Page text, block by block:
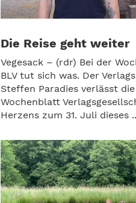
Die Reise geht weiter
Vegesack – (rdr) Bei der
BLV tut sich was. Der
Steffen Paradies verlässt die
Wochenblatt
Herzens zum 31. Juli dieses